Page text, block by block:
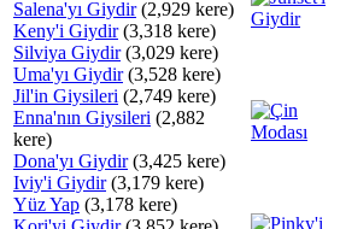
Salena'yı Giydir(2,929 kere)
Keny'i Giydir(3,318 kere)
Silviya Giydir(3,029 kere)
Uma'yı Giydir(3,528 kere)
Jil'in Giysileri (2,749 kere)
Enna'nın Giysileri (2,882
kere)
Dona'yı Giydir(3,425 kere)
Iviy'i Giydir(3,179 kere)
Yüz Yap (3,178 kere)